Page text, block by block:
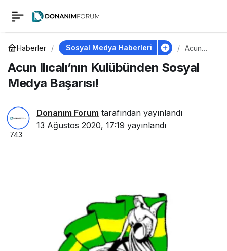
Haberler Sosyal Medya Haberleri
Acun
Kulübün
den
Başarısı!
Acun Ilıcalı’nın Kulübünden Sosyal
Medya Başarısı!
Donanım Forum tarafından yayınlandı
13 Ağustos 2020, 17:19 yayınlandı
743
Acun Ilıcalı’nın
Kulübünden Sosyal
Medya Başarısı!